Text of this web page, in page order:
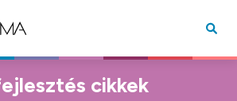
cikkek